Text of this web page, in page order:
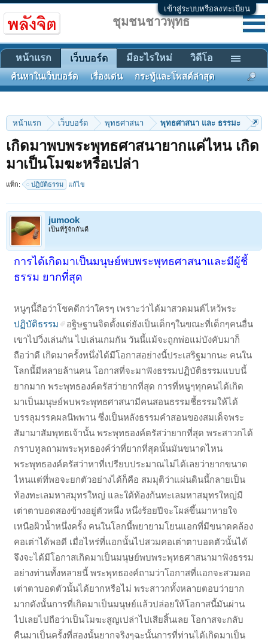
เข้าสู่ระบบหรือลงทะเบียน
หน้าแรก เว็บบอร์ด พุทธศาสนา พุทธศาสนา และ ธรรมะ
เกิดมาพบพระพุทธศาสนายากแค่ไหน เกิด
มาเป็นโมฆะหรือเปล่า
แท็ก: ปฏิบัติธรรม แก้ไข
jumook
เป็นที่รู้จักกันดี
การได้เกิดมาเป็นมนุษย์พบพระพุทธศาสนาและมีผู้ชี้
ธรรม ยากที่สุด
หนูๆนี้ถือว่าโชคดีกว่าใครๆ เพราะว่าได้มาสวดมนต์ไหว้พระ
ปฏิบัติธรรม
อฐิษฐานจิตตั้งแต่ยังเป็นเด็กๆในขณะที่เด็กๆคนอื่น
เขาไปวิ่งเล่นกัน ไปเล่นเกมกัน วันนี้แม้จะถูกพ่อแม่บังคับมาก็
ถือว่าดี เกิดมาครั้งหนึ่งได้มีโอกาสอย่างนี้ประเสริฐมากนะ คนใน
โลกนี้มีหลายล้านคน โอกาสที่จะมาฟังธรรมปฏิบัติธรรมแบบนี้
ยากมาก พระพุทธองค์ตรัสว่ายากที่สุด การที่หนูๆทุกคนได้เกิด
มาเป็นมนุษย์พบพระพุทธศาสนามีคนสอนธรรมชี้ธรรมให้ได้
บรรลุมรรคผลนิพพาน ซึ่งเป็นหลังธรรมคำสอนของสมเด็จพระ
สัมามาสัมพุทธเจ้านั้น พระพุทธองค์ตรัสว่ายากที่สุด พระสาวกได้
กราบทูลถามพระพุทธองค์ว่าที่ยากที่สุดนั้นมันขนาดไหน
พระพุทธองค์ตรัสว่าหาที่เปรียบประมาณไม่ได้เลยว่ายากขนาด
ไหนแต่ที่พอจะยกตัวอย่างได้ก็คือ สมมุติว่าแผ่นดินนี้กลายเป็น
ท้องทะเลมหาสมุทรใหญ่ และใต้ท้องก้นทะเลมหาสมุทรใหญ่มี
เต่าตาบอดสองข้างอยู่ตัวหนึ่ง หนึ่งร้อยปีจะโผล่ขึ้นมาหายใจ
เหนือผิวน้ำหนึ่งครั้ง คนในโลกนี้พยายามโยนแอกที่มีขนาดคล้อง
คอเต่าได้พอดี เมื่อไหร่ที่แอกนั้นไปสวมคอเต่าตาบอดตัวนั้นได้
จึงจะได้มีโอกาสเกิดมาเป็นมนุษย์พบพระพุทธศาสนามาฟังธรรม
อย่างท่านทั้งหลายนี้ พระพุทธองค์ถามว่าโอกาสที่แอกจะสวมคอ
เต่าตาบอดตัวนั้นได้ยากหรือไม่ พระสาวกทั้งหลายตอบว่ายาก
มากดังนั้นการที่เกิดมาเป็นมนุษย์แล้วปล่อยให้โอกาสนี้มันผ่าน
ไปเลยไปถือว่าเป็นโมฆะสูญเปล่าไปเสียสิ้นเลย โอกาสจะกลับ
คืนมาเป็นครั้งที่สองนั้นยากจริงๆฉะนั้นการที่ท่านได้เกิดมาเป็น
ชุมชนชาวพุทธ
หน้าแรก เว็บบอร์ด
ค้นหาในเว็บบอร์ด เรื่องเด่น กระทู้และโพสต์ล่าสุด
มีอะไรใหม่ วิดีโอ